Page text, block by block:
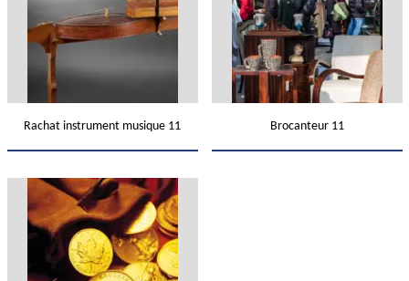
Rachat instrument musique 11 Brocanteur 11